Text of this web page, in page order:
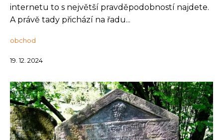
internetu to s největší pravděpodobností najdete.
A právě tady přichází na řadu...
obchod
19. 12. 2024